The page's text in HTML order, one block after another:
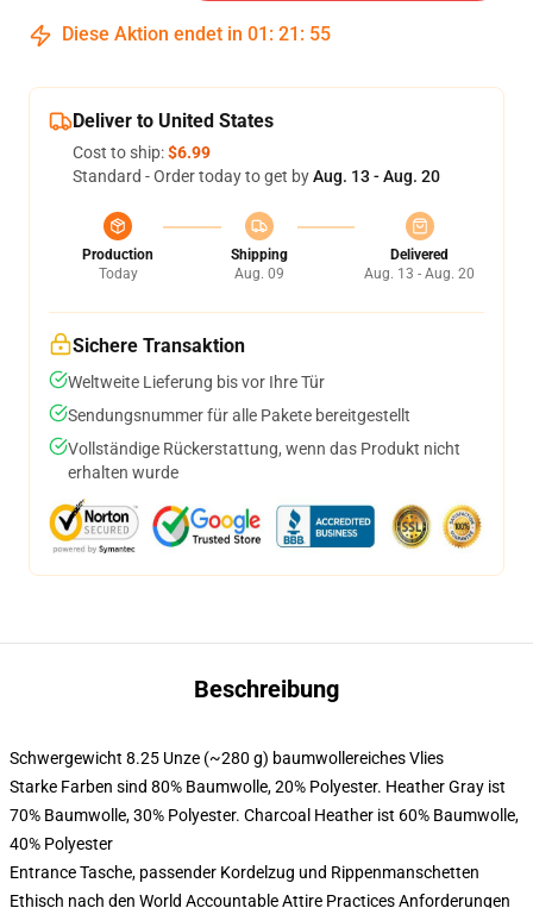
Diese Aktion endet in 01 : 21 : 54
Deliver to United States
Cost to ship:$6.99
Standard - Order today to get byAug. 13 - Aug. 20
Production
Today
Shipping
Aug. 09
Delivered
Aug. 13 - Aug. 20
Sichere Transaktion
Weltweite Lieferung bis vor Ihre Tür
Sendungsnummer für alle Pakete bereitgestellt
Vollständige Rückerstattung, wenn das Produkt nicht
erhalten wurde
Beschreibung
Schwergewicht 8.25 Unze (~280 g) baumwollereiches Vlies
Starke Farben sind 80% Baumwolle, 20% Polyester. Heather Gray ist
70% Baumwolle, 30% Polyester. Charcoal Heather ist 60% Baumwolle,
40% Polyester
Entrance Tasche, passender Kordelzug und Rippenmanschetten
Ethisch nach den World Accountable Attire Practices Anforderungen